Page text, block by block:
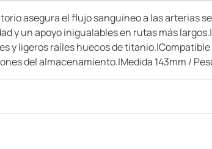
asegura el flujo sanguíneo a las arterias
y un apoyo inigualables en rutas más
y ligeros raíles huecos de
del almacenamiento.|Medida 143mm /